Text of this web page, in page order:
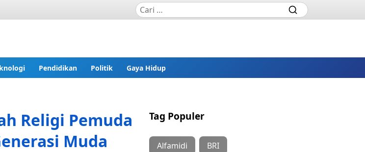
Pendidikan Politik Gaya Hidup
Religi Pemuda
Muda
Tag Populer
Alfamidi BRI